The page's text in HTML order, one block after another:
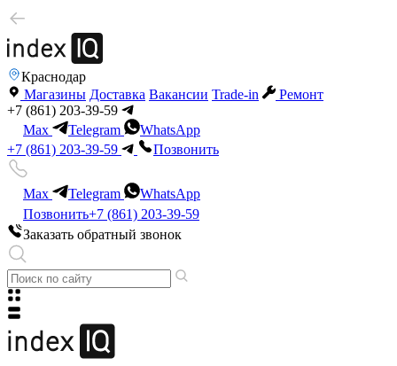
Краснодар
Магазины Доставка Вакансии Trade-in
Ремонт
+7 (861) 203-39-59
Max
Telegram
WhatsApp
+7 (861) 203-39-59
Позвонить
Max Telegram
WhatsApp
Позвонить+7 (861) 203-39-59
Заказать обратный звонок